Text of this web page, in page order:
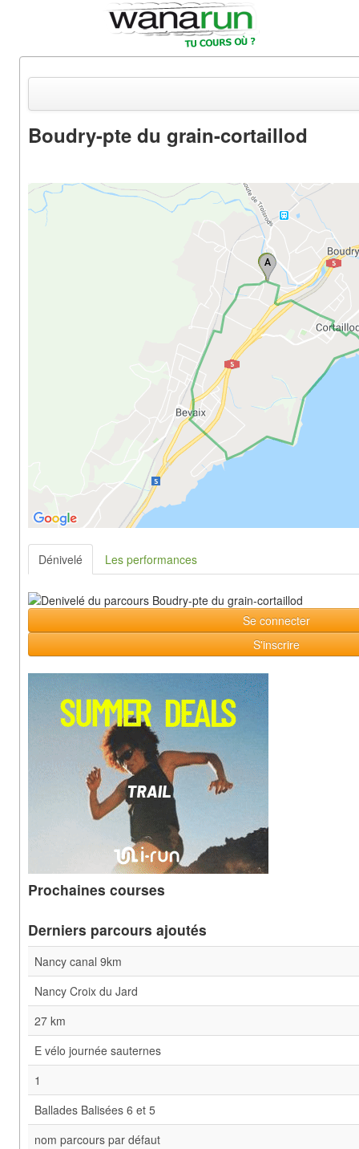
Actualités
Equipements & Tests
Boudry-pte du grain-cortaillod
Dénivelé Les performances
Se connecter
S'inscrire
Prochaines courses
Derniers parcours ajoutés
Nancy canal 9km
Nancy Croix du Jard
27 km
E vélo journée sauternes
1
Ballades Balisées 6 et 5
nom parcours par défaut